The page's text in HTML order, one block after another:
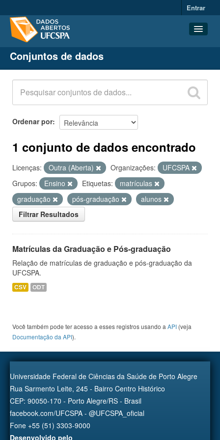
Entrar
Conjuntos de dados
Organizações
Grupos
Sobre
Conjuntos de dados
Ordenar por
1 conjunto de dados encontrado
Licenças: Outra (Aberta) Organizações:
UFCSPA
Grupos:
Ensino Etiquetas:
matrículas
graduação
pós-graduação
alunos
Filtrar Resultados
Matrículas da Graduação e Pós-graduação
Relação de matrículas de graduação e pós-graduação da
UFCSPA.
CSV ODT
Você também pode ter acesso a esses registros usando a API (veja
Documentação da API).
Universidade Federal de Ciências da Saúde de Porto Alegre
Rua Sarmento Leite, 245 - Bairro Centro Histórico
CEP: 90050-170 - Porto Alegre/RS - Brasil
facebook.com/UFCSPA - @UFCSPA_oficial
Fone +55 (51) 3303-9000
Desenvolvido pelo